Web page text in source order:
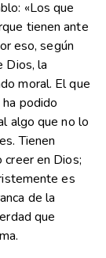
«Los que
tienen ante
eso, según
Dios, la
moral. El que
podido
algo que no lo
Tienen
en Dios;
es
de la
que